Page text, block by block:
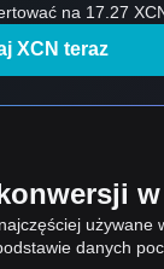
na 17.27
XCN teraz
danych